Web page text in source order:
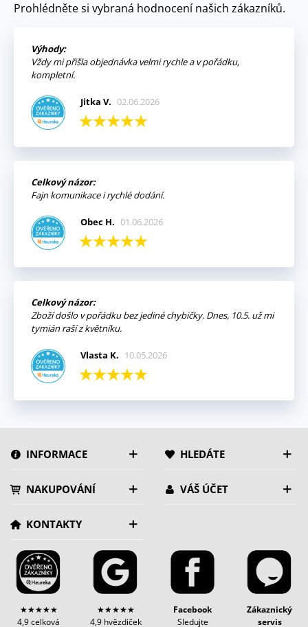
Prohlédněte si vybraná hodnocení našich zákazníků.
Výhody:
Vždy mi přišla objednávka velmi rychle a v pořádku,
kompletní.
Jitka V. 02.06.2026
Celkový názor:
Fajn komunikace i rychlé dodání.
Obec H. 01.06.2026
Celkový názor:
Zboží došlo v pořádku bez jediné chybičky. Dnes, 10.5. už mi
tymián raší z květníku.
Vlasta K. 10.05.2026
INFORMACE HLEDÁTE
NAKUPOVÁNÍ VÁŠ ÚČET
KONTAKTY
★★★★★
4,9 celková
★★★★★
4,9 hvězdiček
Facebook
Sledujte
Zákaznický
servis